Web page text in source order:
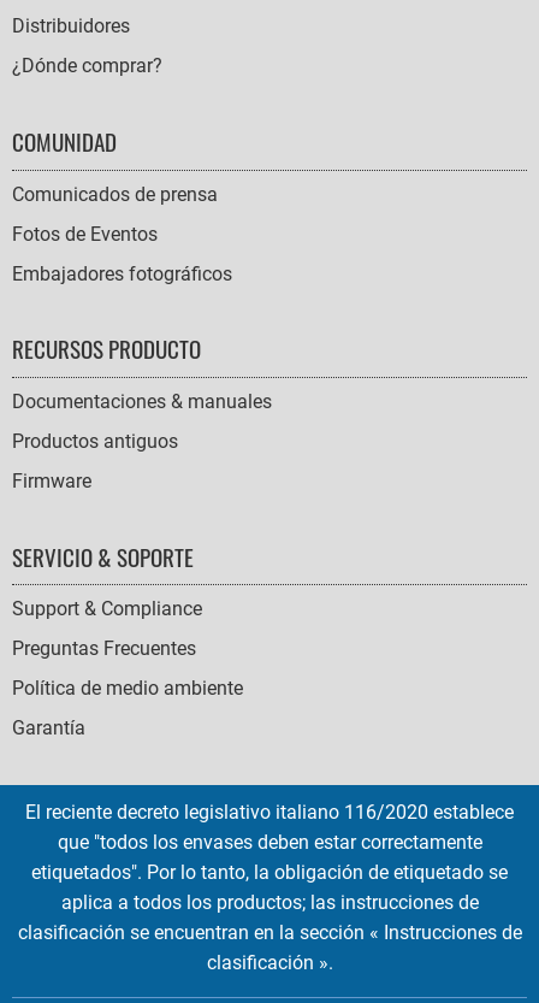
Distribuidores
¿Dónde comprar?
COMUNIDAD
Comunicados de prensa
Fotos de Eventos
Embajadores fotográficos
RECURSOS PRODUCTO
Documentaciones & manuales
Productos antiguos
Firmware
SERVICIO & SOPORTE
Support & Compliance
Preguntas Frecuentes
Política de medio ambiente
Garantía
SOCIAL
ICONS
English French Deutsch Italian Español
Copyright © 2026 EMTEC, All rights reserved.
El reciente decreto legislativo italiano 116/2020 establece
que "todos los envases deben estar correctamente
etiquetados". Por lo tanto, la obligación de etiquetado se
aplica a todos los productos; las instrucciones de
clasificación se encuentran en la sección « Instrucciones de
clasificación ».